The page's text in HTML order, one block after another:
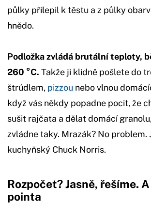
půlky přilepil k těstu a z půlky
hnědo.
Podložka zvládá brutální teploty,
260 °C. Takže ji klidně pošlete do
štrúdlem, pizzou nebo vlnou
když vás někdy popadne pocit, že
sušit rajčata a dělat domácí
zvládne taky. Mrazák? No problem.
kuchyňský Chuck Norris.
Rozpočet? Jasně, řešíme.
pointa